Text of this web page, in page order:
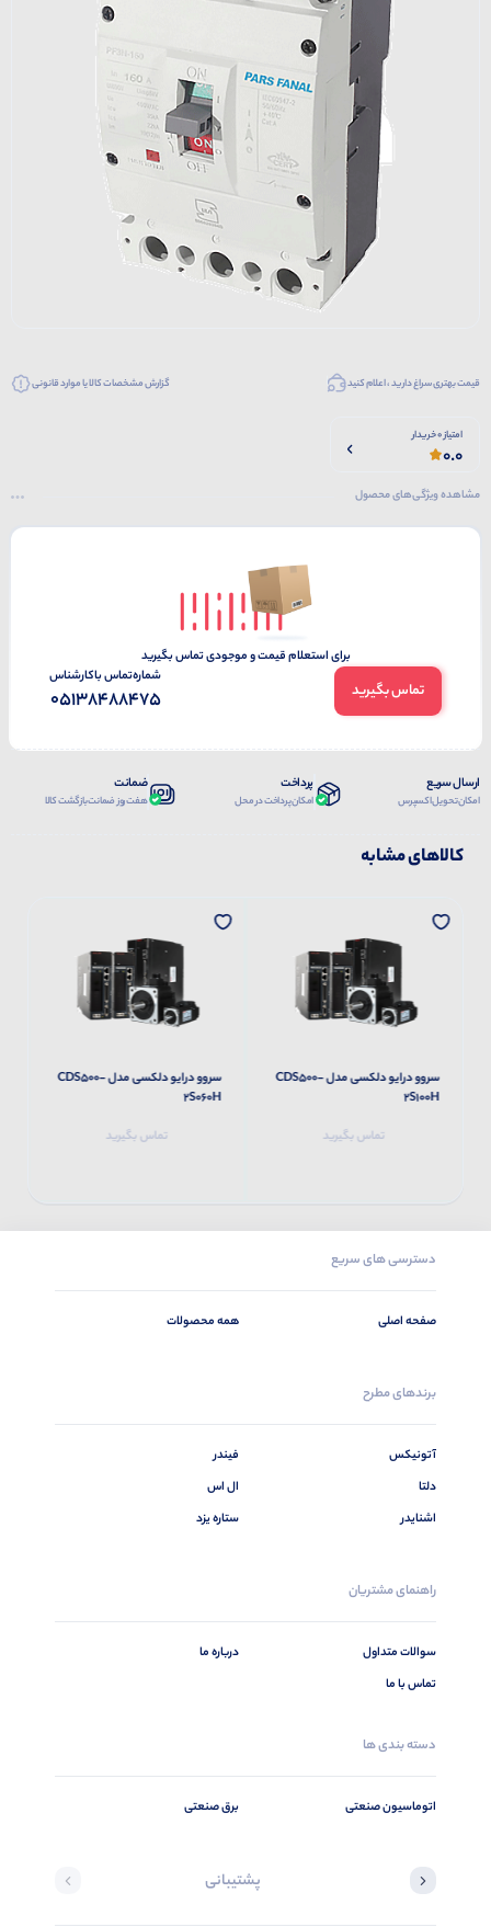
قیمت بهتری سراغ دارید ، اعلام کنید گزارش مشخصات کالا یا موارد قانونی
امتیاز 0 خریدار
0.0
مشاهده ویژگی‌های محصول
برای استعلام قیمت و موجودی تماس بگیرید
تماس بگیرید
شماره‌تماس‌ با‌کارشناس
05138488475
ارسال سریع
امکان تحویل اکسپرس
پرداخت
امکان پرداخت در محل
ضمانت
هفت روز ضمانت بازگشت کالا
کالاهای مشابه
سروو درایو دلکسی مدل CDS500-
2S100H
تماس بگیرید
سروو درایو دلکسی مدل CDS500-
2S060H
تماس بگیرید
دسترسی های سریع
صفحه اصلی همه محصولات
برندهای مطرح
آتونیکس
دلتا
اشنایدر
فیندر
ال اس
ستاره یزد
راهنمای مشتریان
سوالات متداول
تماس با ما
درباره ما
دسته بندی ها
اتوماسیون صنعتی برق صنعتی
پشتیبانی